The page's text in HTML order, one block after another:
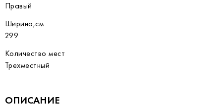
Правый
Ширина,см
299
Количество мест
Трехместный
ОПИСАНИЕ